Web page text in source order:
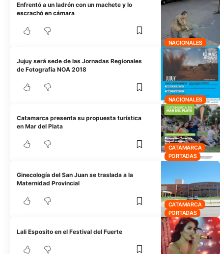
NACIONALES
Enfrentó a un ladrón con un machete y lo
escrachó en cámara
NACIONALES
Jujuy será sede de las Jornadas Regionales
de Fotografía NOA 2018
CATAMARCA
PORTADAS
Catamarca presenta su propuesta turística
en Mar del Plata
CATAMARCA
PORTADAS
Ginecología del San Juan se traslada a la
Maternidad Provincial
Lali Esposito en el Festival del Fuerte